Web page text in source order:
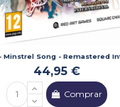
Minstrel Song - Remastered
44,95 €
Comprar